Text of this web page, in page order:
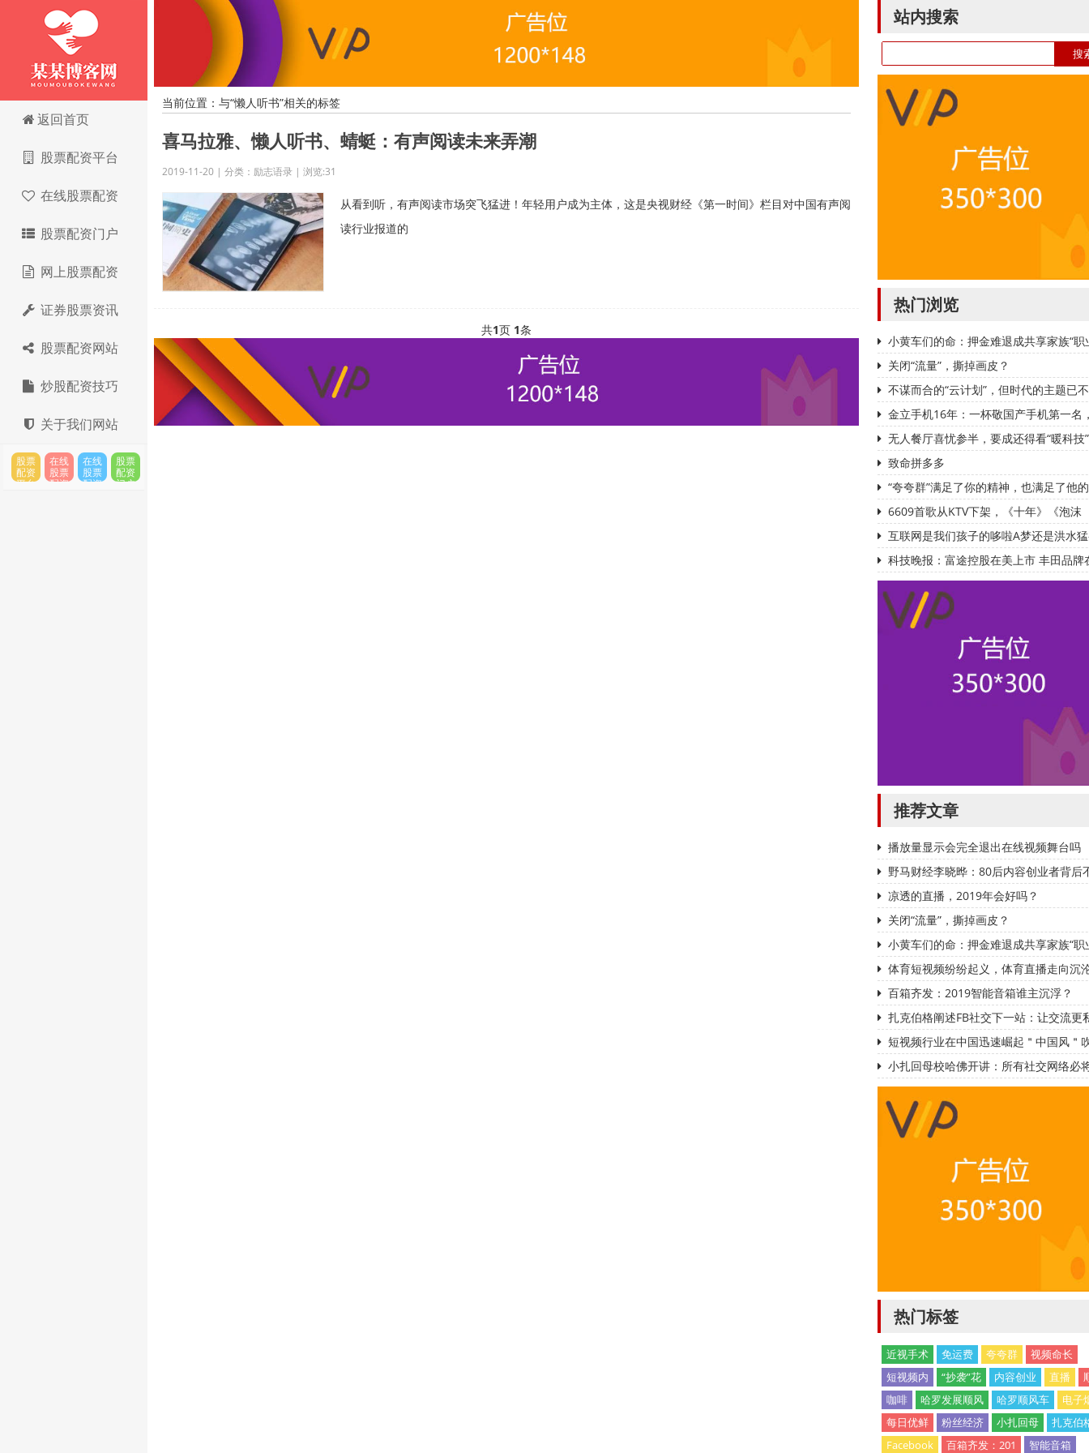
股票配资网站
返回首页
股票配资平台
在线股票配资
股票配资门户
网上股票配资
证券股票资讯
股票配资网站
炒股配资技巧
关于我们网站
股票
配资
平台
在线
股票
配资
在线
股票
配资
股票
配资
门户
当前位置：与“懒人听书”相关的标签
喜马拉雅、懒人听书、蜻蜓：有声阅读未来弄潮
2019-11-20 | 分类：励志语录 | 浏览:31
从看到听，有声阅读市场突飞猛进！年轻用户成为主体，这是央视财经《第一时间》栏目对中国有声阅
读行业报道的
共1页 1条
站内搜索
热门浏览
小黄车们的命：押金难退成共享家族“职
关闭“流量”，撕掉画皮？
不谋而合的“云计划”，但时代的主题已
金立手机16年：一杯敬国产手机第一名
无人餐厅喜忧参半，要成还得看“暖科技
致命拼多多
“夸夸群”满足了你的精神，也满足了他
6609首歌从KTV下架，《十年》《泡沫
互联网是我们孩子的哆啦A梦还是洪水
科技晚报：富途控股在美上市 丰田品牌
推荐文章
播放量显示会完全退出在线视频舞台吗
野马财经李晓晔：80后内容创业者背后
凉透的直播，2019年会好吗？
关闭“流量”，撕掉画皮？
小黄车们的命：押金难退成共享家族“职
体育短视频纷纷起义，体育直播走向沉
百箱齐发：2019智能音箱谁主沉浮？
扎克伯格阐述FB社交下一站：让交流更
短视频行业在中国迅速崛起＂中国风＂
小扎回母校哈佛开讲：所有社交网络必
热门标签
近视手术 免运费 夸夸群
视频命长
短视频内
“抄袭”花 内容创业 直播
咖啡
哈罗发展顺风 哈罗顺风车
电子
每日优鲜
粉丝经济 小扎回母
扎克伯
Facebook
百箱齐发：201 智能音箱